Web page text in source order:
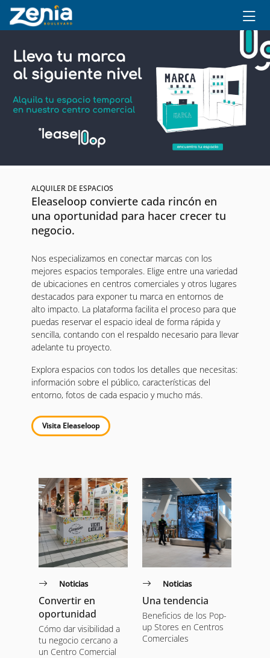
Ir al contenido principal
ALQUILER DE ESPACIOS
Eleaseloop convierte cada rincón en
una oportunidad para hacer crecer tu
negocio.
Nos especializamos en conectar marcas con los
mejores espacios temporales. Elige entre una variedad
de ubicaciones en centros comerciales y otros lugares
destacados para exponer tu marca en entornos de
alto impacto. La plataforma facilita el proceso para que
puedas reservar el espacio ideal de forma rápida y
sencilla, contando con el respaldo necesario para llevar
adelante tu proyecto.
Explora espacios con todos los detalles que necesitas:
información sobre el público, características del
entorno, fotos de cada espacio y mucho más.
Visita Eleaseloop
Noticias
Convertir en
oportunidad
Cómo dar visibilidad a
tu negocio cercano a
un Centro Comercial
Noticias
Una tendencia
Beneficios de los Pop-
up Stores en Centros
Comerciales